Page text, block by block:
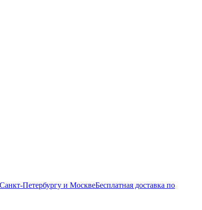
Петербургу и МосквеБесплатная доставка по